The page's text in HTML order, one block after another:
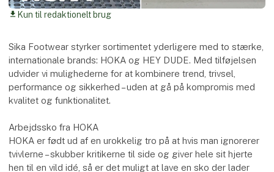
download Kun til redaktionelt brug
Sika Footwear styrker sortimentet yderligere med to stærke,
internationale brands: HOKA og HEY DUDE. Med tilføjelsen
udvider vi mulighederne for at kombinere trend, trivsel,
performance og sikkerhed – uden at gå på kompromis med
kvalitet og funktionalitet.
Arbejdssko fra HOKA
HOKA er født ud af en urokkelig tro på at hvis man ignorerer
tvivlerne – skubber kritikerne til side og giver hele sit hjerte
hen til en vild idé, så er det muligt at lave en sko der lader